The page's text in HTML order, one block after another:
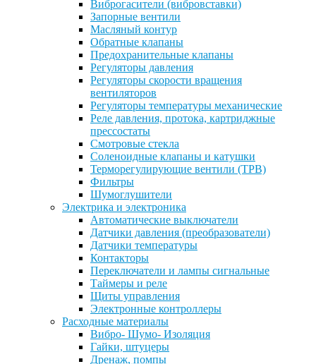
Виброгасители (вибровставки)
Запорные вентили
Масляный контур
Обратные клапаны
Предохранительные клапаны
Регуляторы давления
Регуляторы скорости вращения
вентиляторов
Регуляторы температуры механические
Реле давления, протока, картриджные
прессостаты
Смотровые стекла
Соленоидные клапаны и катушки
Терморегулирующие вентили (ТРВ)
Фильтры
Шумоглушители
Электрика и электроника
Автоматические выключатели
Датчики давления (преобразователи)
Датчики температуры
Контакторы
Переключатели и лампы сигнальные
Таймеры и реле
Щиты управления
Электронные контроллеры
Расходные материалы
Вибро- Шумо- Изоляция
Гайки, штуцеры
Дренаж, помпы